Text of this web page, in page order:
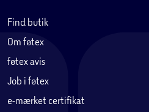
Find butik
Om føtex
føtex avis
Job i føtex
e-mærket certifikat